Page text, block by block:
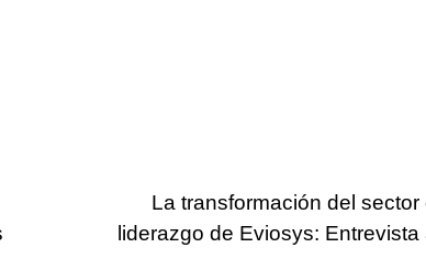
La transformación del
liderazgo de Eviosys: